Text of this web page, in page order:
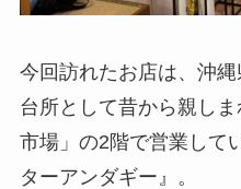
今回訪れたお店は、沖
台所として昔から親し
市場」の2階で営業して
ターアンダギー』。